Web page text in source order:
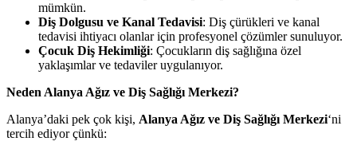
mümkün.
Diş Dolgusu ve Kanal Tedavisi: Diş çürükleri ve kanal
tedavisi ihtiyacı olanlar için profesyonel çözümler sunuluyor.
Çocuk Diş Hekimliği: Çocukların diş sağlığına özel
yaklaşımlar ve tedaviler uygulanıyor.
Neden Alanya Ağız ve Diş Sağlığı Merkezi?
Alanya’daki pek çok kişi, Alanya Ağız ve Diş Sağlığı Merkezi‘ni
tercih ediyor çünkü: